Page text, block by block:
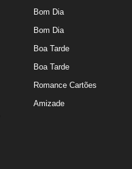
Bom Dia
Bom Dia
Boa Tarde
Boa Tarde
Romance Cartões
Amizade